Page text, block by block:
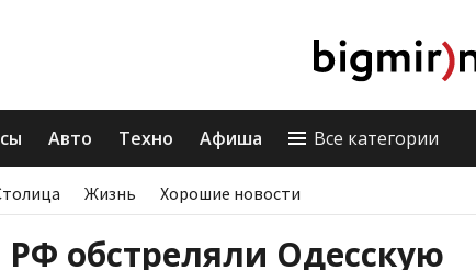
Авто Техно Афиша Все категории
Жизнь Хорошие новости
РФ обстреляли Одесскую